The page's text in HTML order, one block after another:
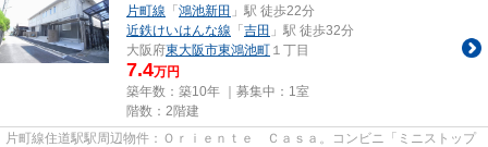
片町線 「 鴻池新田 」駅 徒歩22分
近鉄けいはんな線 「 吉田 」駅 徒歩32分
大阪府東大阪市東鴻池町 １丁目
7.4万円
築年数：築10年 ｜募集中： 1室
階数：2階建
片町線住道駅駅周辺物件：Ｏｒｉｅｎｔｅ Ｃａｓａ。コンビニ「ミニストップ